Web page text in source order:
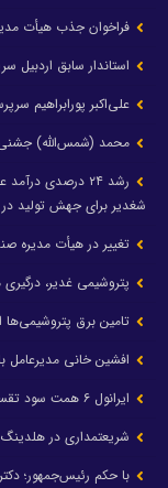
فراخوان جذب هیأت
استاندار سابق
علی‌اکبر پورابراهیم
محمد (شمس‌الله)
شغدیر برای جهش تولید در سال ۱۴۰۵
تغییر در هیأت مدیره
پتروشیمی غدیر،
تامین برق پتروشیمی‌ها
افشین خانی مدیرعامل
ایرانول ۶ همت سود تقسیم کرد
شریعتمداری در
با حکم رئیس‌جمهور؛